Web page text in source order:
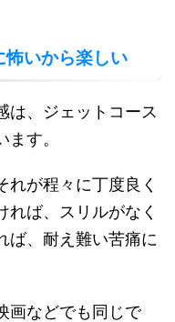
怖いから楽しい
、ジェットコース
す。
が程々に丁度良く
れば、スリルがなく
ば、耐え難い苦痛に
画などでも同じで